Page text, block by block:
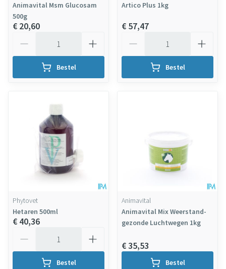
Animavital Msm Glucosam
500g
€ 20,60
Bestel
Artico Plus 1kg
€ 57,47
Bestel
Phytovet
Hetaren 500ml
€ 40,36
Bestel
Animavital
Animavital Mix Weerstand-
gezonde Luchtwegen 1kg
€ 35,53
Bestel